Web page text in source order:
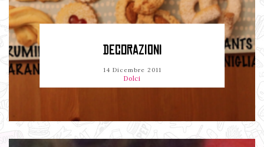
DECORAZIONI
14 Dicembre 2011
Dolci